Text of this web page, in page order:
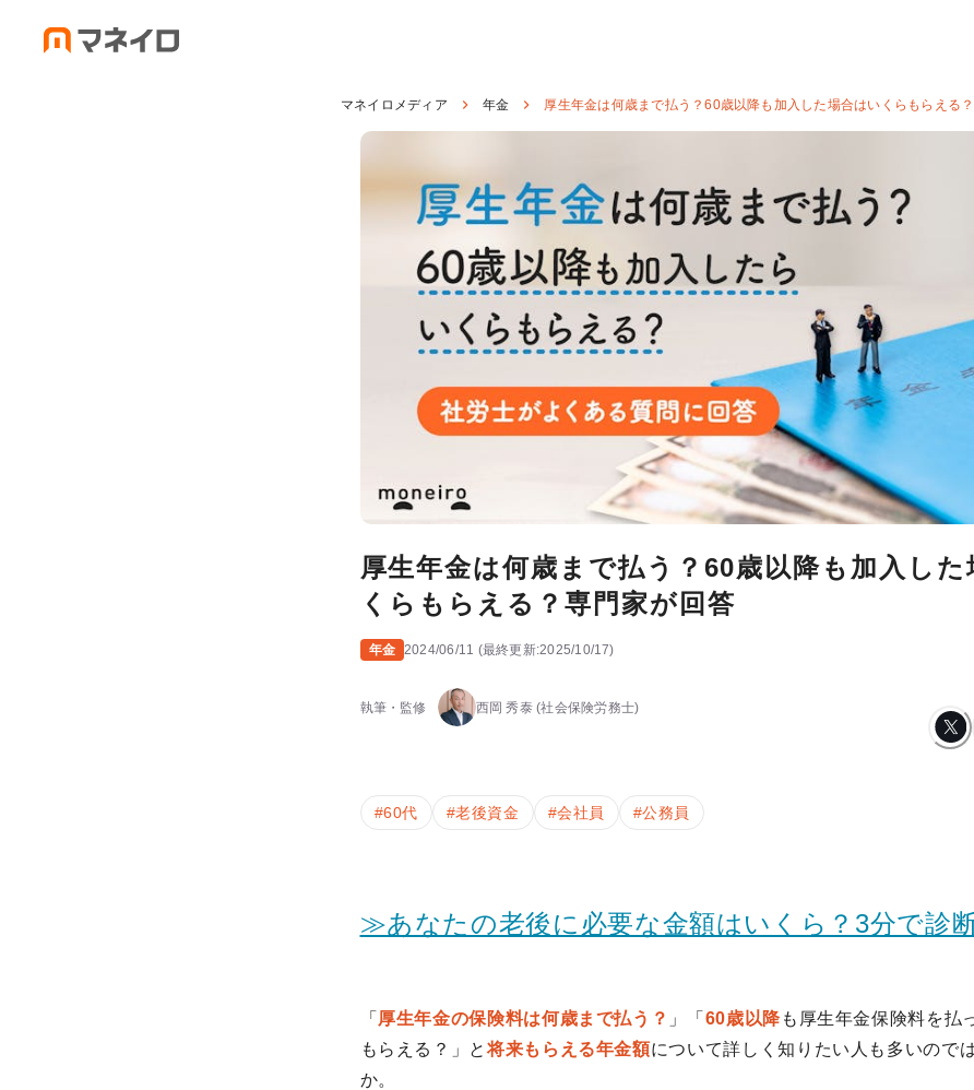
マネイロメディア 年金 厚生年金は何歳まで払う？60歳以降も加入した場合はいくらもらえる
厚生年金は何歳まで払う？60歳以降も加入した
くらもらえる？専門家が回答
年金 2024/06/11 (最終更新:2025/10/17)
執筆・監修 西岡 秀泰(社会保険労務士)
#60代 #老後資金 #会社員 #公務員
≫あなたの老後に必要な金額はいくら？3分で診
「 厚生年金の保険料は何歳まで払う？ 」「 60歳以降 も厚生年金保険料を払
もらえる？」と将来もらえる年金額について詳しく知りたい人も多いので
か。